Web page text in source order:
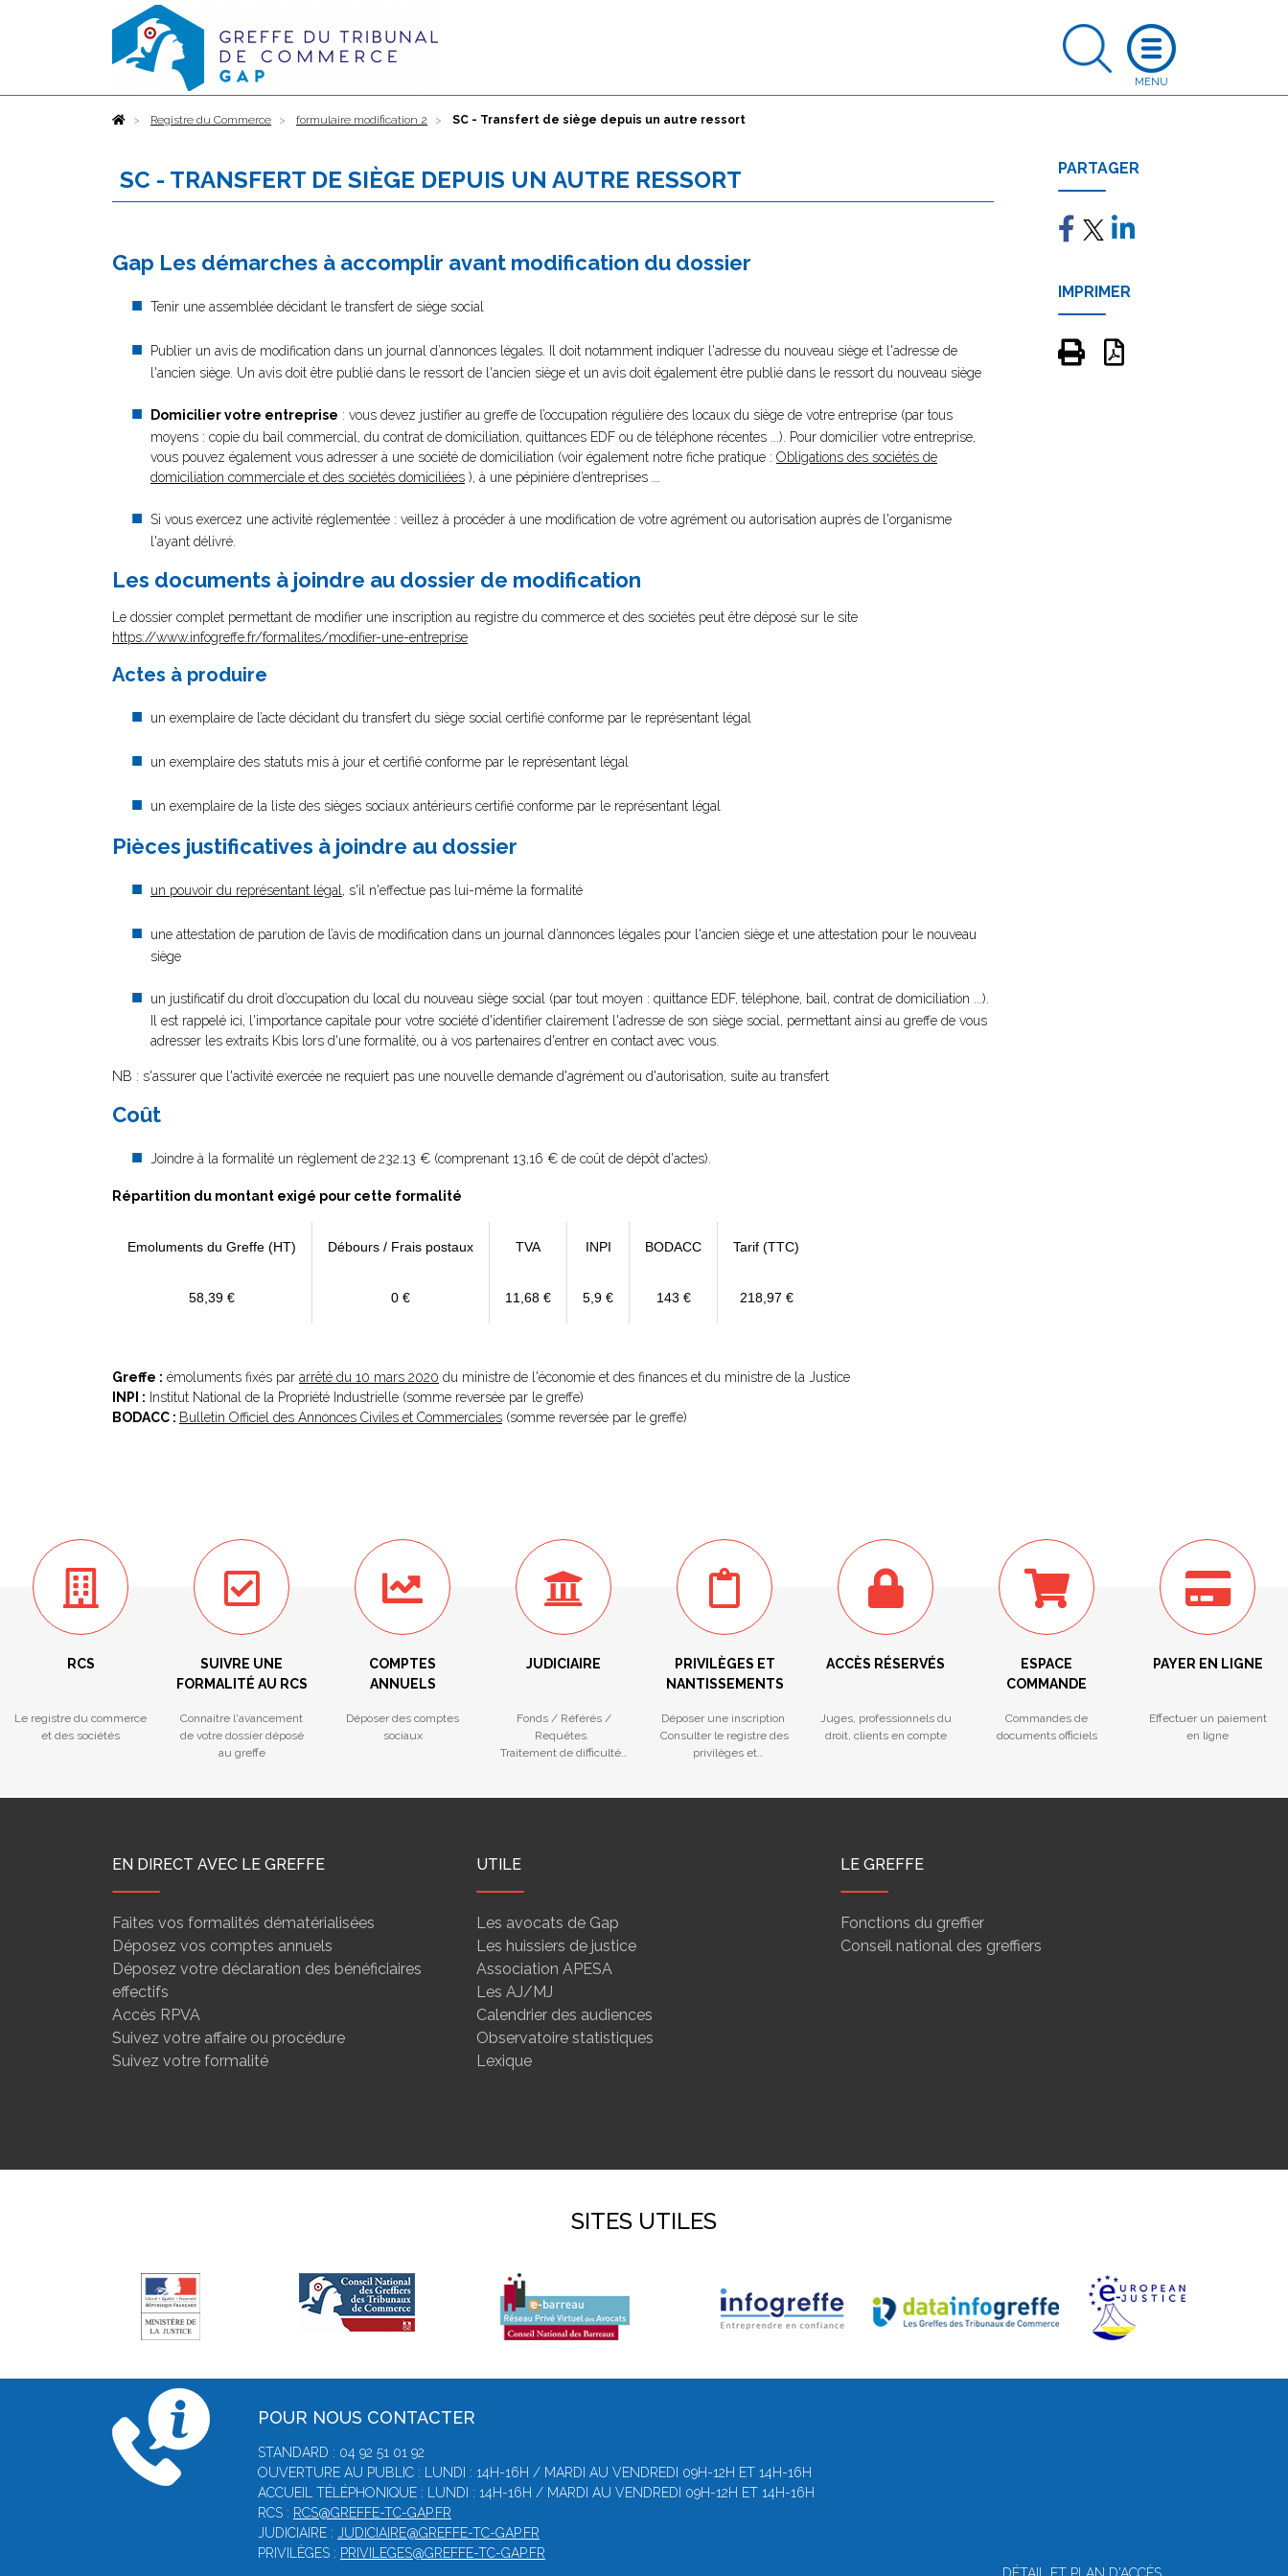
AccueilRegistre du Commerce formulaire modification 2 SC - Transfert de siège depuis un autre ressort
SC - TRANSFERT DE SIÈGE DEPUIS UN AUTRE RESSORT
Gap Les démarches à accomplir avant modification du dossier
Tenir une assemblée décidant le transfert de siège social
Publier un avis de modification dans un journal d’annonces légales. Il doit notamment indiquer l'adresse du nouveau siège et l'adresse de
l'ancien siège. Un avis doit être publié dans le ressort de l'ancien siège et un avis doit également être publié dans le ressort du nouveau siège
Domicilier votre entreprise : vous devez justifier au greffe de l’occupation régulière des locaux du siège de votre entreprise (par tous
moyens : copie du bail commercial, du contrat de domiciliation, quittances EDF ou de téléphone récentes ...). Pour domicilier votre entreprise,
vous pouvez également vous adresser à une société de domiciliation (voir également notre fiche pratique : Obligations des sociétés de
domiciliation commerciale et des sociétés domiciliées ), à une pépinière d’entreprises ...
Si vous exercez une activité réglementée : veillez à procéder à une modification de votre agrément ou autorisation auprès de l'organisme
l'ayant délivré.
Les documents à joindre au dossier de modification
Le dossier complet permettant de modifier une inscription au registre du commerce et des sociétés peut être déposé sur le site
https://www.infogreffe.fr/formalites/modifier-une-entreprise
Actes à produire
un exemplaire de l’acte décidant du transfert du siège social certifié conforme par le représentant légal
un exemplaire des statuts mis à jour et certifié conforme par le représentant légal
un exemplaire de la liste des sièges sociaux antérieurs certifié conforme par le représentant légal
Pièces justificatives à joindre au dossier
un pouvoir du représentant légal , s'il n'effectue pas lui-même la formalité
une attestation de parution de l’avis de modification dans un journal d’annonces légales pour l'ancien siège et une attestation pour le nouveau
siège
un justificatif du droit d’occupation du local du nouveau siège social (par tout moyen : quittance EDF, téléphone, bail, contrat de domiciliation ...).
Il est rappelé ici, l'importance capitale pour votre société d'identifier clairement l'adresse de son siège social, permettant ainsi au greffe de vous
adresser les extraits Kbis lors d'une formalité, ou à vos partenaires d'entrer en contact avec vous.
NB : s'assurer que l'activité exercée ne requiert pas une nouvelle demande d'agrément ou d'autorisation, suite au transfert
Coût
Joindre à la formalité un règlement de232.13 € (comprenant 13,16 € de coût de dépôt d'actes).
Répartition du montant exigé pour cette formalité
Emoluments du Greffe (HT) Débours / Frais postaux TVA INPI BODACC Tarif (TTC)
58,39 € 0 € 11,68 € 5,9 € 143 € 218,97 €
Greffe : émoluments fixés par arrêté du 10 mars 2020 du ministre de l'économie et des finances et du ministre de la Justice
INPI : Institut National de la Propriété Industrielle (somme reversée par le greffe)
BODACC : Bulletin Officiel des Annonces Civiles et Commerciales (somme reversée par le greffe)
PARTAGER
IMPRIMER
RCS
Le registre du commerce
et des sociétés
SUIVRE UNE
FORMALITÉ AU RCS
Connaitre l'avancement
de votre dossier déposé
au greffe
COMPTES
ANNUELS
Déposer des comptes
sociaux
JUDICIAIRE
Fonds / Référés /
Requêtes.
Traitement de difficultés
PRIVILÈGES ET
NANTISSEMENTS
Déposer une inscription
Consulter le registre des
privilèges et
ACCÈS RÉSERVÉS
Juges, professionnels du
droit, clients en compte
ESPACE
COMMANDE
Commandes de
documents officiels
PAYER EN LIGNE
Effectuer un paiement
en ligne
EN DIRECT AVEC LE GREFFE
Faites vos formalités dématérialisées
Déposez vos comptes annuels
Déposez votre déclaration des bénéficiaires
effectifs
Accès RPVA
Suivez votre affaire ou procédure
Suivez votre formalité
UTILE
Les avocats de Gap
Les huissiers de justice
Association APESA
Les AJ/MJ
Calendrier des audiences
Observatoire statistiques
Lexique
LE GREFFE
Fonctions du greffier
Conseil national des greffiers
SITES UTILES
POUR NOUS CONTACTER
STANDARD : 04 92 51 01 92
OUVERTURE AU PUBLIC : LUNDI : 14H-16H / MARDI AU VENDREDI 09H-12H ET 14H-16H
ACCUEIL TÉLÉPHONIQUE : LUNDI : 14H-16H / MARDI AU VENDREDI 09H-12H ET 14H-16H
RCS : RCS@GREFFE-TC-GAP.FR
JUDICIAIRE : JUDICIAIRE@GREFFE-TC-GAP.FR
PRIVILÈGES : PRIVILEGES@GREFFE-TC-GAP.FR